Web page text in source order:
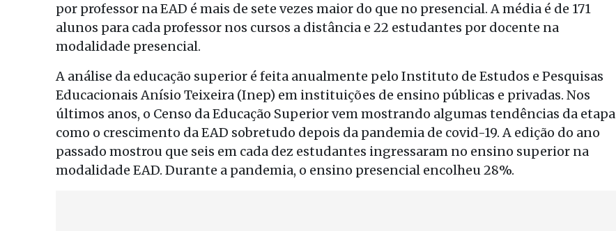
por professor na EAD é mais de sete vezes maior do que no presencial. A média é de 171
alunos para cada professor nos cursos a distância e 22 estudantes por docente na
modalidade presencial.
A análise da educação superior é feita anualmente pelo Instituto de Estudos e Pesquisas
Educacionais Anísio Teixeira (Inep) em instituições de ensino públicas e privadas. Nos
últimos anos, o Censo da Educação Superior vem mostrando algumas tendências da etapa
como o crescimento da EAD sobretudo depois da pandemia de covid-19. A edição do ano
passado mostrou que seis em cada dez estudantes ingressaram no ensino superior na
modalidade EAD. Durante a pandemia, o ensino presencial encolheu 28%.